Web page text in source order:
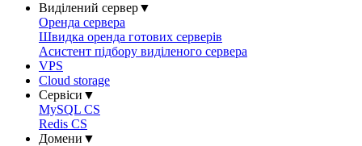
Виділений сервер▼
Оренда сервера
Швидка оренда готових серверів
Асистент підбору виділеного сервера
VPS
Cloud storage
Сервіси ▼
MySQL CS
Redis CS
Домени ▼